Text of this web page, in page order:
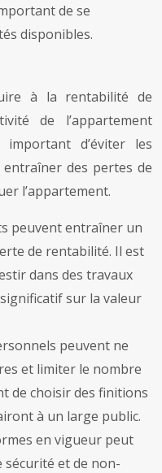
de se
disponibles.
à la rentabilité de
de l’appartement
d’éviter les
des pertes de
l’appartement.
peuvent entraîner un
de rentabilité. Il est
dans des travaux
sur la valeur
peuvent ne
et limiter le nombre
de choisir des finitions
à un large public.
en vigueur peut
et de non-